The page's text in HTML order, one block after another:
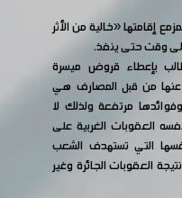
إقامتها «خالية من الأثر
الى وقت حتى ينفذ.
بإعطاء قروض ميسرة
عنها من قبل المصارف هي
مرتفعة ولذلك لا
العقوبات الغربية على
التي تستهدف الشعب
العقوبات الجائرة وغير